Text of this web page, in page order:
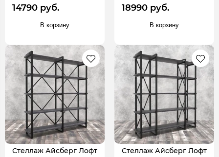
14790 руб.
В корзину
18990 руб.
В корзину
Стеллаж Айсберг Лофт
Стеллаж Айсберг Лофт